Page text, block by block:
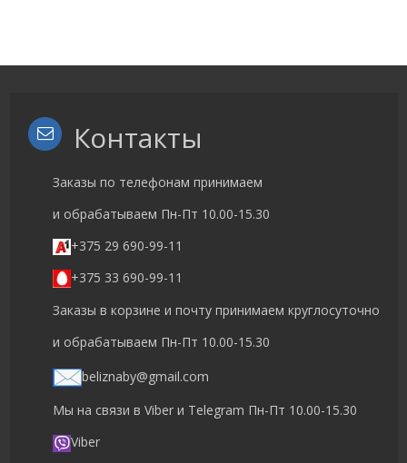
Контакты
Заказы по телефонам принимаем
и обрабатываем Пн-Пт 10.00-15.30
+375 29 690-99-11
+375 33 690-99-11
Заказы в корзине и почту принимаем круглосуточно
и обрабатываем Пн-Пт 10.00-15.30
beliznaby@gmail.com
Мы на связи в Viber и Telegram Пн-Пт 10.00-15.30
Viber